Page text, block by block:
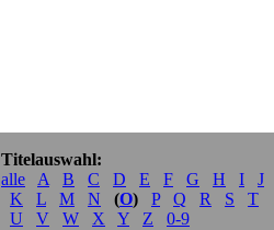
Titelauswahl:
alle
A B C D E F G H I
J
K
L M N (O) P Q R S
T
U
V W X Y Z 0-9